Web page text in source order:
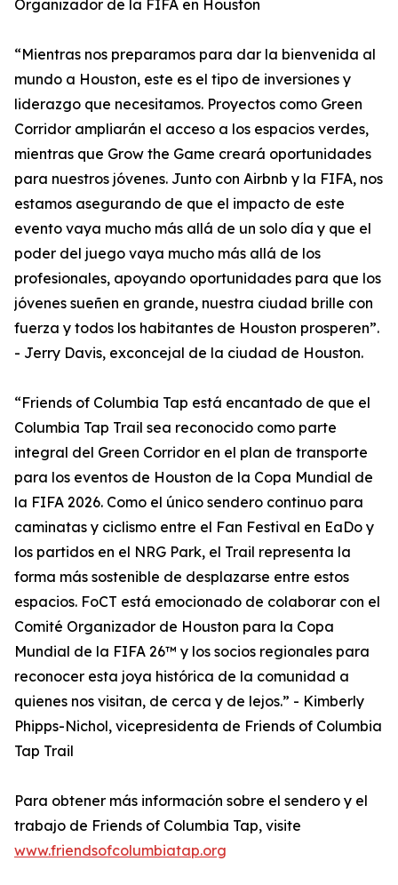
Organizador de la FIFA en Houston
“Mientras nos preparamos para dar la bienvenida al
mundo a Houston, este es el tipo de inversiones y
liderazgo que necesitamos. Proyectos como Green
Corridor ampliarán el acceso a los espacios verdes,
mientras que Grow the Game creará oportunidades
para nuestros jóvenes. Junto con Airbnb y la FIFA, nos
estamos asegurando de que el impacto de este
evento vaya mucho más allá de un solo día y que el
poder del juego vaya mucho más allá de los
profesionales, apoyando oportunidades para que los
jóvenes sueñen en grande, nuestra ciudad brille con
fuerza y todos los habitantes de Houston prosperen”.
- Jerry Davis, exconcejal de la ciudad de Houston.
“Friends of Columbia Tap está encantado de que el
Columbia Tap Trail sea reconocido como parte
integral del Green Corridor en el plan de transporte
para los eventos de Houston de la Copa Mundial de
la FIFA 2026. Como el único sendero continuo para
caminatas y ciclismo entre el Fan Festival en EaDo y
los partidos en el NRG Park, el Trail representa la
forma más sostenible de desplazarse entre estos
espacios. FoCT está emocionado de colaborar con el
Comité Organizador de Houston para la Copa
Mundial de la FIFA 26™ y los socios regionales para
reconocer esta joya histórica de la comunidad a
quienes nos visitan, de cerca y de lejos.” - Kimberly
Phipps-Nichol, vicepresidenta de Friends of Columbia
Tap Trail
Para obtener más información sobre el sendero y el
trabajo de Friends of Columbia Tap, visite
www.friendsofcolumbiatap.org